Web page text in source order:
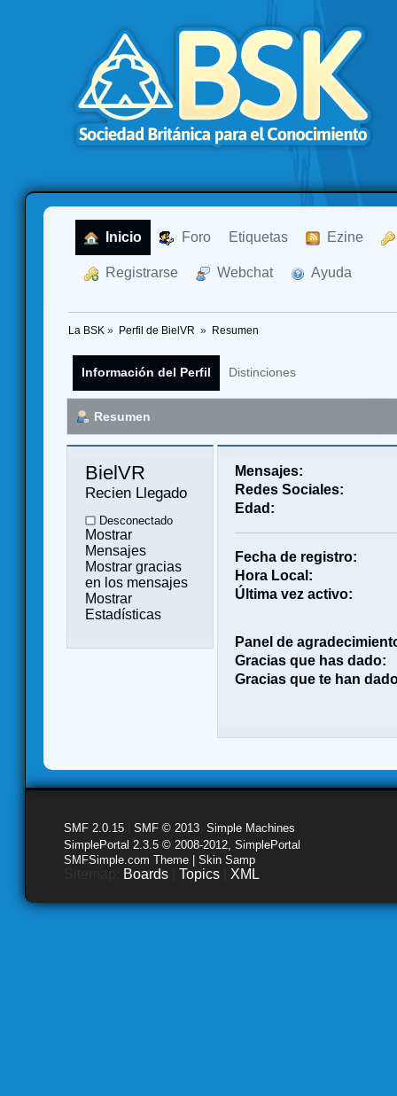
Inicio Foro Etiquetas Ezine
Registrarse Webchat Ayuda
La BSK » Perfil de BielVR » Resumen
Información del Perfil Distinciones
Resumen
BielVR
Recien Llegado
Desconectado
Mostrar
Mensajes
Mostrar gracias
en los mensajes
Mostrar
Estadísticas
Mensajes:
Redes Sociales:
Edad:
Fecha de registro:
Hora Local:
Última vez activo:
Panel de
Gracias que has dado:
Gracias que te han
SMF 2.0.15 SMF © 2013 Simple Machines
SimplePortal 2.3.5 © 2008-2012, SimplePortal
SMFSimple.com Theme | Skin Samp
Boards Topics XML